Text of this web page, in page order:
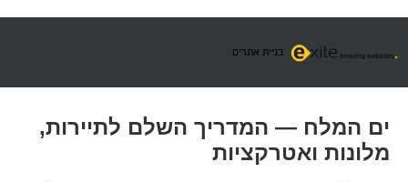
בניית אתרים
ים המלח — המדריך השלם לתיירות,
מלונות ואטרקציות